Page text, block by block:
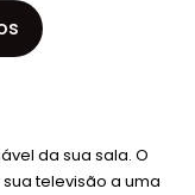
da sua sala. O
televisão a uma